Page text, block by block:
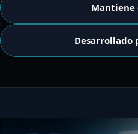
Mantiene
Desarrollado